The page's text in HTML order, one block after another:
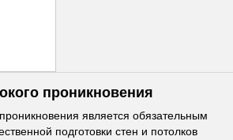
проникновения
проникновения является обязательным
подготовки стен и потолков